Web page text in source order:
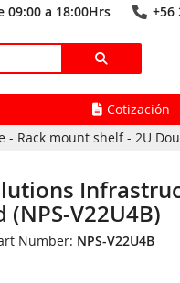
09:00 a 18:00Hrs +56
Cotización
Rack mount shelf - 2U
V22U4B)
Number: NPS-V22U4B